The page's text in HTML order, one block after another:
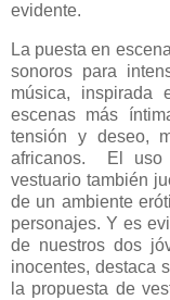
evidente.
La puesta en
sonoros para
música, inspirada
escenas más
tensión y deseo,
africanos.
El uso
vestuario también
de un ambiente
personajes. Y es
de nuestros dos
inocentes, destaca
la propuesta de